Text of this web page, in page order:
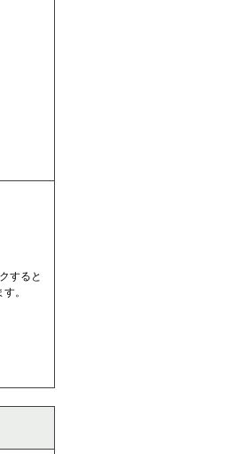
すると
。